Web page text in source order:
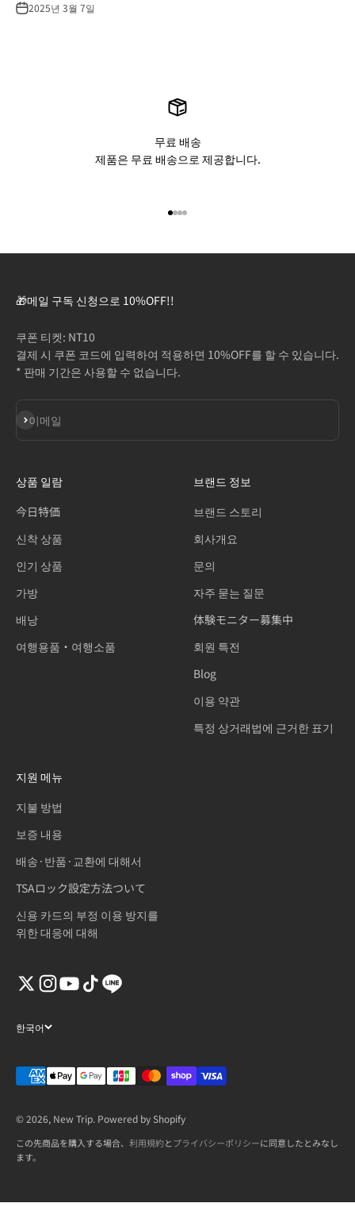
2025년 3월 7일
무료 배송
제품은 무료 배송으로 제공합니다.
🎁메일 구독 신청으로 10%OFF!!
쿠폰 티켓: NT10
결제 시 쿠폰 코드에 입력하여 적용하면 10%OFF를 할 수 있습니다.
* 판매 기간은 사용할 수 없습니다.
이메일
구독
상품 일람
今日特価
신착 상품
인기 상품
가방
배낭
여행용품・여행소품
브랜드 정보
브랜드 스토리
회사개요
문의
자주 묻는 질문
体験モニター募集中
회원 특전
Blog
이용 약관
특정 상거래법에 근거한 표기
지원 메뉴
지불 방법
보증 내용
배송·반품·교환에 대해서
TSAロック設定方法ついて
신용 카드의 부정 이용 방지를
위한 대응에 대해
한국어
© 2026, New Trip. Powered by Shopify
この先商品を購入する場合、 利用規約とプライバシーポリシーに同意したとみなし
ます。